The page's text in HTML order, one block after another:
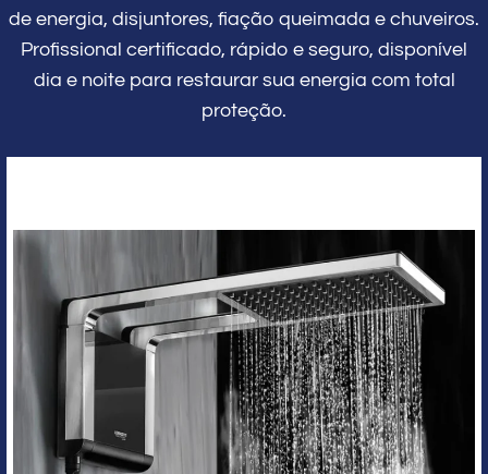
de energia, disjuntores, fiação queimada e chuveiros.
Profissional certificado, rápido e seguro, disponível
dia e noite para restaurar sua energia com total
proteção.